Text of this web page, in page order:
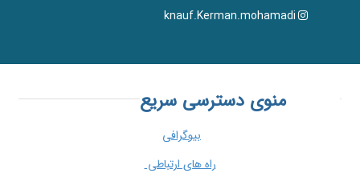
knauf.Kerman.mohamadi
منوی دسترسی سریع
بیوگرافی
راه های ارتباطی